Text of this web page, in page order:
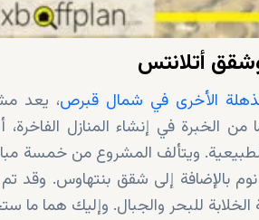
أتلانتس
الأخرى في شمال قبرص، يعد
ومع أكثر من 30 عامًا من الخبرة في إنشاء
الطبيعية. ويتألف المشروع من خمسة
بالإضافة إلى شقق بنتهاوس. وقد
الخلابة للبحر والجبال. وإليك هما